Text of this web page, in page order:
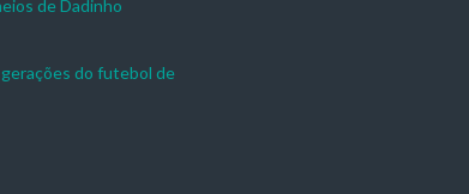
de Dadinho
do futebol de